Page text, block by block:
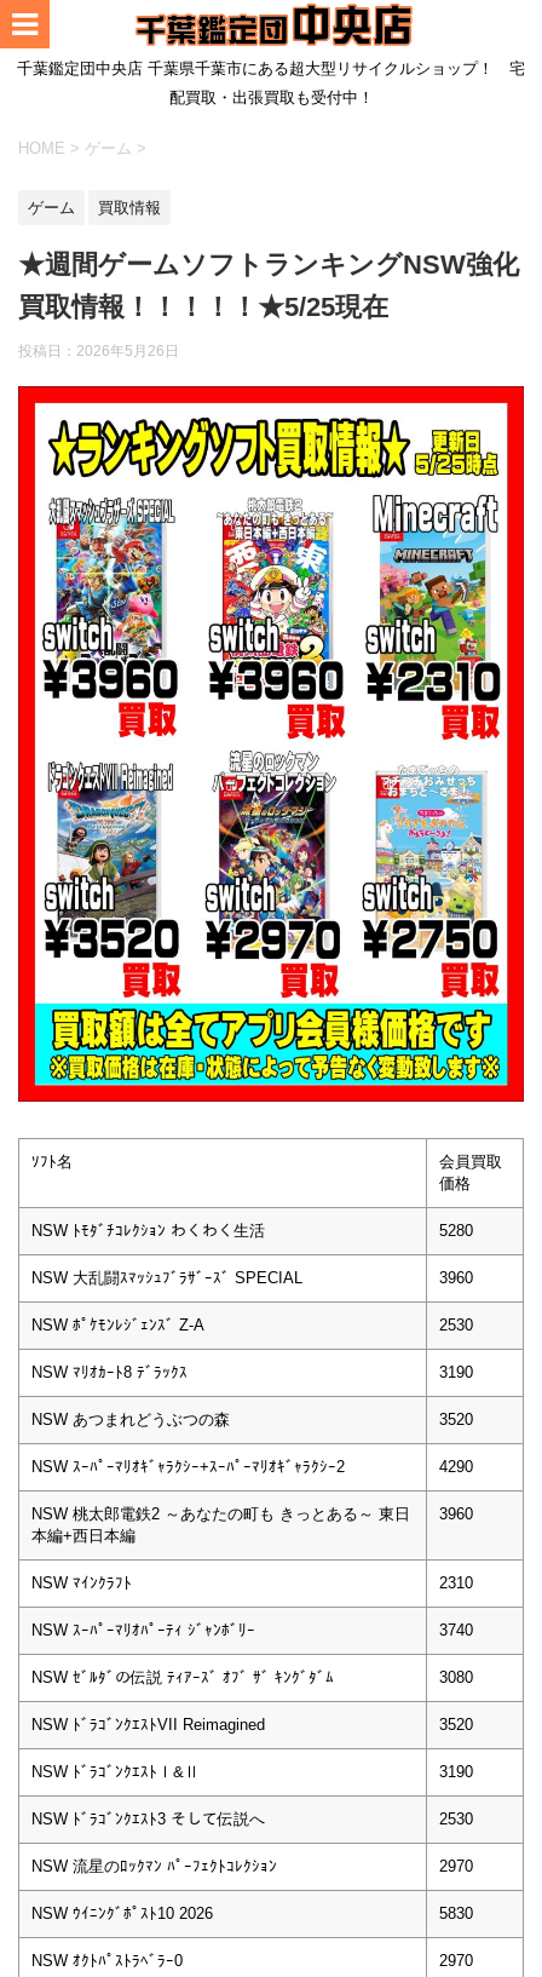
千葉鑑定団中央店 千葉県千葉市にある超大型リサイクルショップ！ 宅
配買取・出張買取も受付中！
HOME > ゲーム >
ゲーム 買取情報
★週間ゲームソフトランキングNSW強化
買取情報！！！！！★5/25現在
投稿日： 2026年5月26日
ｿﾌﾄ名
会員買取
価格
NSW ﾄﾓﾀﾞﾁｺﾚｸｼｮﾝ わくわく生活 5280
NSW 大乱闘ｽﾏｯｼｭﾌﾞﾗｻﾞｰｽﾞ SPECIAL 3960
NSW ﾎﾟｹﾓﾝﾚｼﾞｪﾝｽﾞ Z-A 2530
NSW ﾏﾘｵｶｰﾄ8 ﾃﾞﾗｯｸｽ 3190
NSW あつまれどうぶつの森 3520
NSW ｽｰﾊﾟｰﾏﾘｵｷﾞｬﾗｸｼｰ+ｽｰﾊﾟｰﾏﾘｵｷﾞｬﾗｸｼｰ2 4290
NSW 桃太郎電鉄2 ～あなたの町も きっとある～ 東日
本編+西日本編
3960
NSW ﾏｲﾝｸﾗﾌﾄ 2310
NSW ｽｰﾊﾟｰﾏﾘｵﾊﾟｰﾃｨ ｼﾞｬﾝﾎﾞﾘｰ 3740
NSW ｾﾞﾙﾀﾞの伝説 ﾃｨｱｰｽﾞ ｵﾌﾞ ｻﾞ ｷﾝｸﾞﾀﾞﾑ 3080
NSW ﾄﾞﾗｺﾞﾝｸｴｽﾄVII Reimagined 3520
NSW ﾄﾞﾗｺﾞﾝｸｴｽﾄⅠ&Ⅱ 3190
NSW ﾄﾞﾗｺﾞﾝｸｴｽﾄ3 そして伝説へ 2530
NSW 流星のﾛｯｸﾏﾝ ﾊﾟｰﾌｪｸﾄｺﾚｸｼｮﾝ 2970
NSW ｳｲﾆﾝｸﾞﾎﾟｽﾄ10 2026 5830
NSW ｵｸﾄﾊﾟｽﾄﾗﾍﾞﾗｰ0 2970